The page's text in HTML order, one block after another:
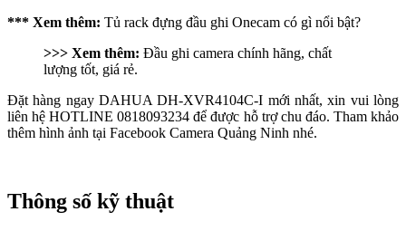
*** Xem thêm: Tủ rack đựng đầu ghi Onecam có gì nổi bật?
>>> Xem thêm: Đầu ghi camera chính hãng, chất
lượng tốt, giá rẻ.
Đặt hàng ngay DAHUA DH-XVR4104C-I mới nhất, xin vui lòng
liên hệ HOTLINE 0818093234 để được hỗ trợ chu đáo. Tham khảo
thêm hình ảnh tại Facebook Camera Quảng Ninh nhé.
Thông số kỹ thuật